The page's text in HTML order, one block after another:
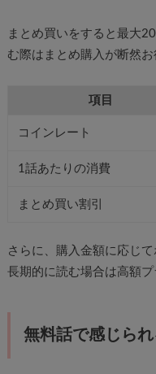
まとめ買いをすると最大
む際はまとめ購入が断然お
項目
コインレート
1話あたりの消費
まとめ買い割引
さらに、購入金額に応じ
長期的に読む場合は高額プ
無料話で感じら